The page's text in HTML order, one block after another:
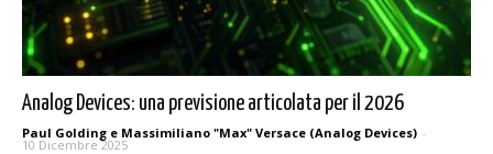
Analog Devices: una previsione articolata per il 2026
Paul Golding e Massimiliano "Max" Versace (Analog Devices) -
10 Dicembre 2025